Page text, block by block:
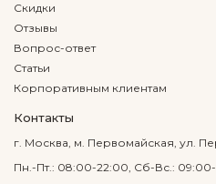
Скидки
Отзывы
Вопрос-ответ
Статьи
Корпоративным клиентам
Контакты
г. Москва, м. Первомайская, ул.
Пн.-Пт.: 08:00-22:00, Сб-Вс.: 09:00-